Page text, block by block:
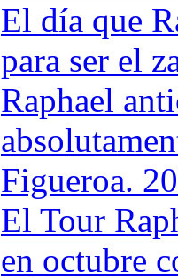
El día que
para ser el
Raphael
Figueroa.
El Tour
en octubre